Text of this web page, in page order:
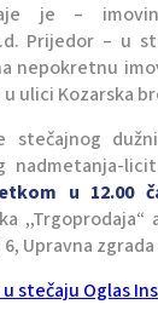
je –
Prijedor – u
nepokretnu
ulici Kozarska
stečajnog
nadmetanja-
u 12.00
Upravna
stečaju Oglas